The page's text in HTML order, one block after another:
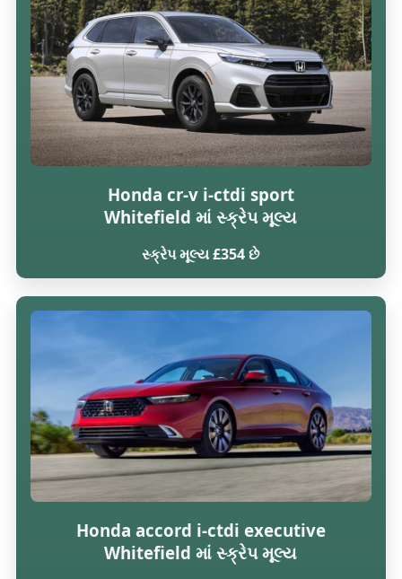
Honda cr-v i-ctdi sport
Whitefield માં સ્ક્રેપ મૂલ્ય
સ્ક્રેપ મૂલ્ય £354 છે
Honda accord i-ctdi executive
Whitefield માં સ્ક્રેપ મૂલ્ય